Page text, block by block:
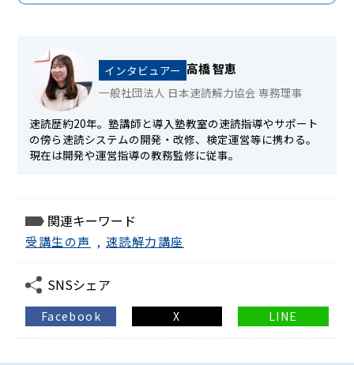
インタビュアー 高橋 智恵
一般社団法人 日本速読解力協会 専務理事
速読歴約20年。塾講師と導入塾教室の速読指導やサポート
の傍ら速読システムの開発・改修、検定運営等に携わる。
現在は開発や運営指導の教務監修に従事。
関連キーワード
受講生の声 , 速読解力講座
SNSシェア
Facebook X LINE